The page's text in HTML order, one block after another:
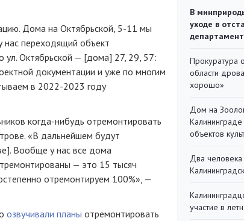
Дома на Октябрьской, 5-11 мы
нас переходящий объект
ул. Октябрьской — [дома] 27, 29, 57:
документации и уже по многим
в 2022-2023 году
когда-нибудь отремонтировать
«В дальнейшем будут
Вообще у нас все дома
— это 15 тысяч
отремонтируем 100%», —
озвучивали планы отремонтировать
В
уходе в
Прокуратура
области
хорошо»
Дом на
объектов
Два
участие в